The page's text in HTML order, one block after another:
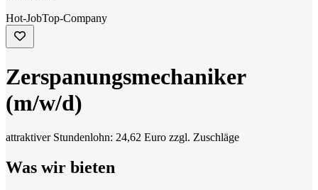
Hot-JobTop-Company
Zerspanungsmechaniker
(m/w/d)
attraktiver Stundenlohn: 24,62 Euro zzgl. Zuschläge
Was wir bieten